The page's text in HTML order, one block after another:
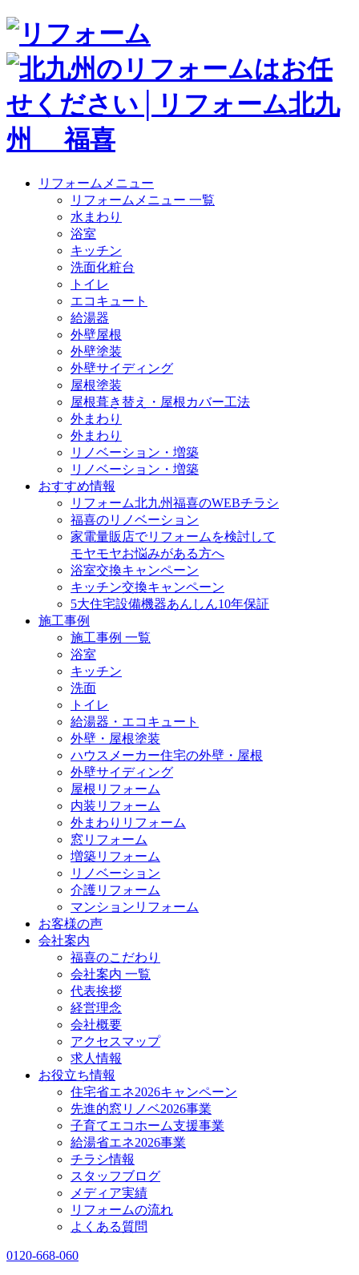
リフォームメニュー
リフォームメニュー 一覧
水まわり
浴室
キッチン
洗面化粧台
トイレ
エコキュート
給湯器
外壁屋根
外壁塗装
外壁サイディング
屋根塗装
屋根葺き替え・屋根カバー工法
外まわり
外まわり
リノベーション・増築
リノベーション・増築
おすすめ情報
リフォーム北九州福喜のWEBチラシ
福喜のリノベーション
家電量販店でリフォームを検討して
モヤモヤお悩みがある方へ
浴室交換キャンペーン
キッチン交換キャンペーン
5大住宅設備機器あんしん10年保証
施工事例
施工事例 一覧
浴室
キッチン
洗面
トイレ
給湯器・エコキュート
外壁・屋根塗装
ハウスメーカー住宅の外壁・屋根
外壁サイディング
屋根リフォーム
内装リフォーム
外まわりリフォーム
窓リフォーム
増築リフォーム
リノベーション
介護リフォーム
マンションリフォーム
お客様の声
会社案内
福喜のこだわり
会社案内 一覧
代表挨拶
経営理念
会社概要
アクセスマップ
求人情報
お役立ち情報
住宅省エネ2026キャンペーン
先進的窓リノベ2026事業
子育てエコホーム支援事業
給湯省エネ2026事業
チラシ情報
スタッフブログ
メディア実績
リフォームの流れ
よくある質問
0120-668-060